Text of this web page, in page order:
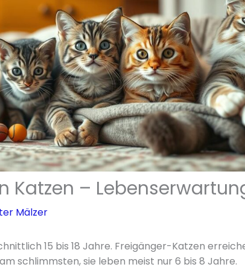
Katzen –
Mälzer
15 bis 18 Jahre. Freigänger-Katzen
schlimmsten, sie leben meist nur 6 bis 8 Jahre.